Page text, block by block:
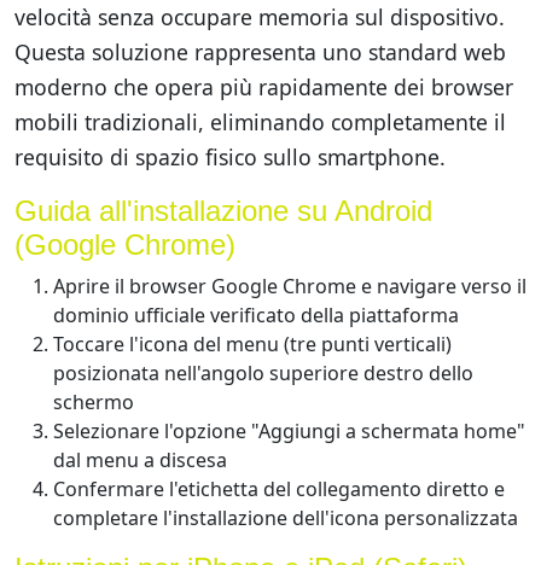
velocità senza occupare memoria sul dispositivo.
Questa soluzione rappresenta uno standard web
moderno che opera più rapidamente dei browser
mobili tradizionali, eliminando completamente il
requisito di spazio fisico sullo smartphone.
Guida all'installazione su Android
(Google Chrome)
Aprire il browser Google Chrome e navigare verso il
dominio ufficiale verificato della piattaforma
Toccare l'icona del menu (tre punti verticali)
posizionata nell'angolo superiore destro dello
schermo
Selezionare l'opzione "Aggiungi a schermata home"
dal menu a discesa
Confermare l'etichetta del collegamento diretto e
completare l'installazione dell'icona personalizzata